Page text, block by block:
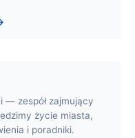
— zespół zajmujący
życie miasta,
i poradniki.